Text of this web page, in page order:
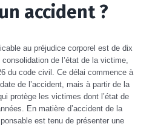
accident ?
au préjudice corporel est de dix
de l’état de la victime,
du code civil. Ce délai commence à
de l’accident, mais à partir de la
protège les victimes dont l’état de
En matière d’accident de la
est tenu de présenter une